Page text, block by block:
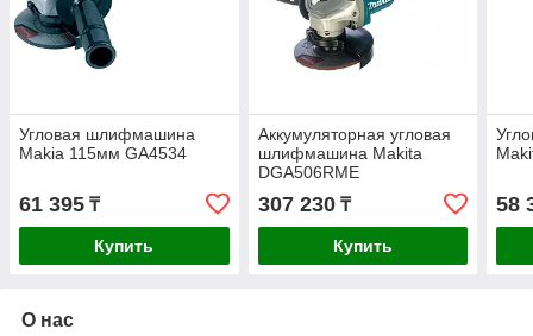
Угловая шлифмашина
Makia 115мм GA4534
61 395 ₸
Купить
Аккумуляторная угловая
шлифмашина Makita
DGA506RME
307 230₸
Купить
58
О нас